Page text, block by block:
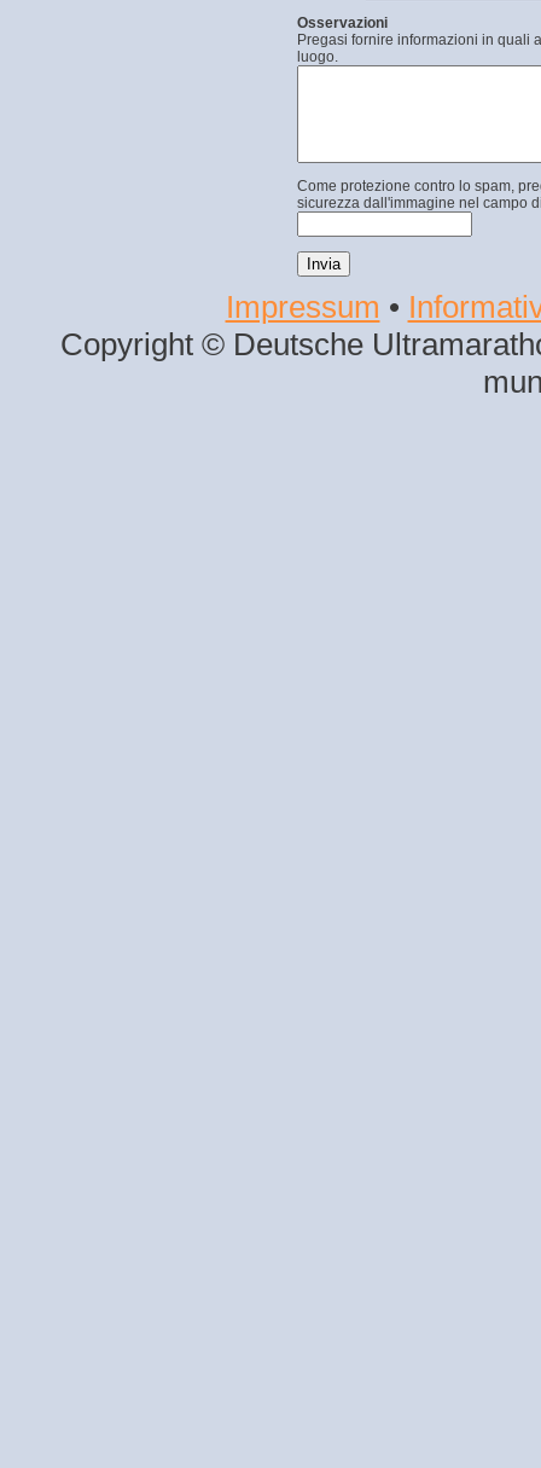
Osservazioni
Pregasi fornire informazioni in quali
luogo.
Come protezione contro lo spam,
sicurezza dall'immagine nel campo
Impressum •
Copyright © Deutsche